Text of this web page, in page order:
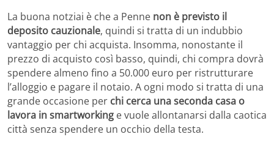
La buona notziai è che a Penne non è previsto il
deposito cauzionale, quindi si tratta di un indubbio
vantaggio per chi acquista. Insomma, nonostante il
prezzo di acquisto così basso, quindi, chi compra dovrà
spendere almeno fino a 50.000 euro per ristrutturare
l’alloggio e pagare il notaio. A ogni modo si tratta di una
grande occasione per chi cerca una seconda casa o
lavora in smartworking e vuole allontanarsi dalla caotica
città senza spendere un occhio della testa.